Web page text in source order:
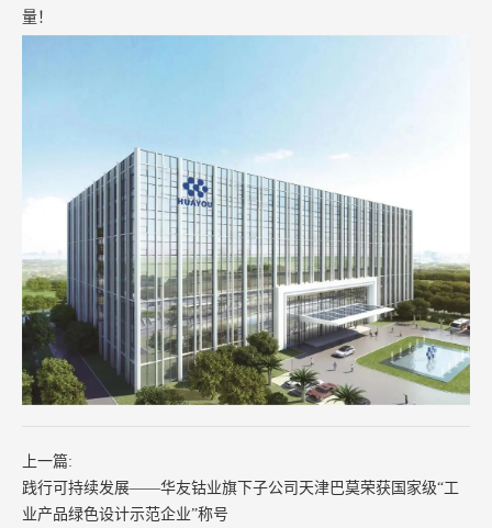
量！
上一篇:
践行可持续发展——华友钴业旗下子公司天津巴莫荣获国家级“工
业产品绿色设计示范企业”称号